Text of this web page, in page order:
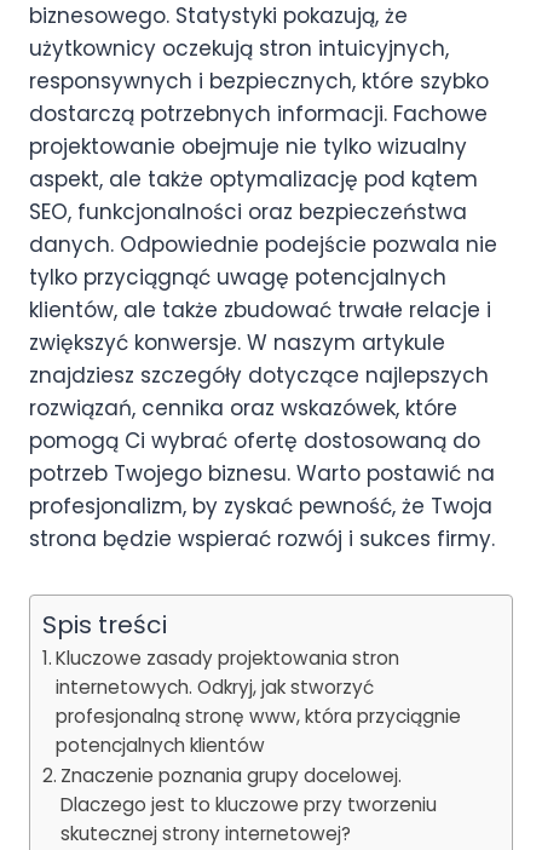
biznesowego. Statystyki pokazują, że
użytkownicy oczekują stron intuicyjnych,
responsywnych i bezpiecznych, które szybko
dostarczą potrzebnych informacji. Fachowe
projektowanie obejmuje nie tylko wizualny
aspekt, ale także optymalizację pod kątem
SEO, funkcjonalności oraz bezpieczeństwa
danych. Odpowiednie podejście pozwala nie
tylko przyciągnąć uwagę potencjalnych
klientów, ale także zbudować trwałe relacje i
zwiększyć konwersje. W naszym artykule
znajdziesz szczegóły dotyczące najlepszych
rozwiązań, cennika oraz wskazówek, które
pomogą Ci wybrać ofertę dostosowaną do
potrzeb Twojego biznesu. Warto postawić na
profesjonalizm, by zyskać pewność, że Twoja
strona będzie wspierać rozwój i sukces firmy.
Spis treści
Kluczowe zasady projektowania stron
internetowych. Odkryj, jak stworzyć
profesjonalną stronę www, która przyciągnie
potencjalnych klientów
Znaczenie poznania grupy docelowej.
Dlaczego jest to kluczowe przy tworzeniu
skutecznej strony internetowej?